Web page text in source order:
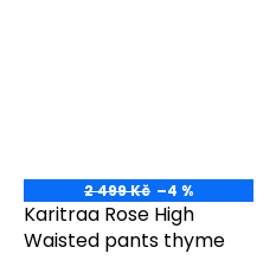
2 499 Kč –4 %
Karitraa Rose High
Waisted pants thyme